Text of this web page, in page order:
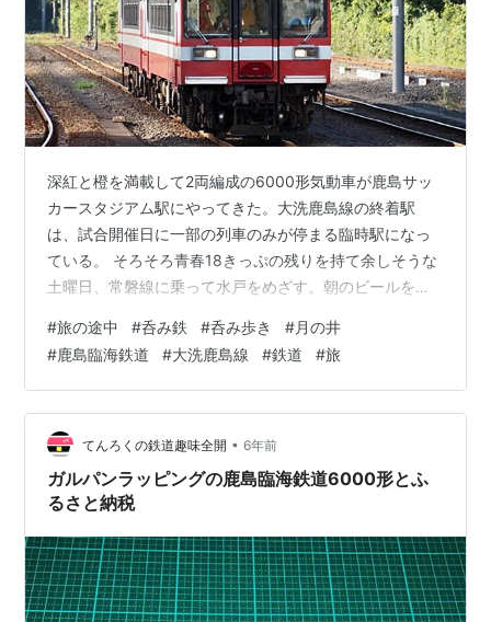
深紅と橙を満載して2両編成の6000形気動車が鹿島サッ
カースタジアム駅にやってきた。大洗鹿島線の終着駅
は、試合開催日に一部の列車のみが停まる臨時駅になっ
ている。 そろそろ青春18きっぷの残りを持て余しそうな
土曜日、常磐線に乗って水戸をめざす。朝のビールを買
で切り離しだって、えっ、いつからそんな運用になった
の？呑み人は少しおかんむりだ。 少し短い水戸駅の8番
ホームに8000形の気動車がたった1両、エンジンを響か
せている。描かれているカッパは何だろう。(あとで調べ
たらJX金属という会社のPR大使らしい)ボクは「伝染る
んです。」という4コマ漫画を思…
#旅の途中 #呑み鉄 #呑み歩き #月の井
#鹿島臨海鉄道 #大洗鹿島線 #鉄道 #旅
てんろくの鉄道趣味全開 • 6年前
ガルパンラッピングの鹿島臨海鉄道6000形とふ
るさと納税